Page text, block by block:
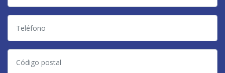
Teléfono
Código
postal